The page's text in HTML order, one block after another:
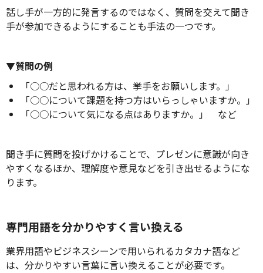
話し手が一方的に発言するのではなく、質問を交えて聞き
手が参加できるようにすることも手法の一つです。
▼質問の例
「○○だと思われる方は、挙手をお願いします。」
「○○について課題を持つ方はいらっしゃいますか。」
「○○について気になる点はありますか。」 など
聞き手に質問を投げかけることで、プレゼンに意識が向き
やすくなるほか、理解度や意見などを引き出せるようにな
ります。
専門用語を分かりやすく言い換える
業界用語やビジネスシーンで用いられるカタカナ語など
は、分かりやすい言葉に言い換えることが必要です。